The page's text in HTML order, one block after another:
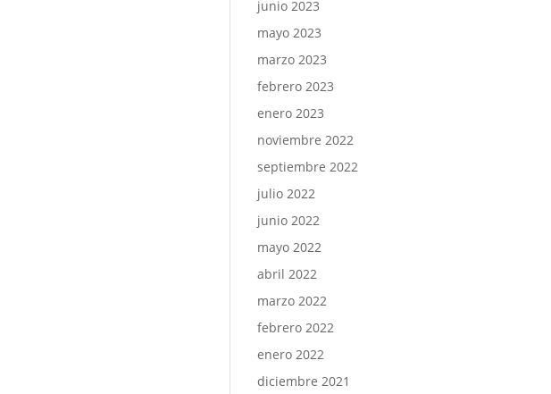
junio 2023
mayo 2023
marzo 2023
febrero 2023
enero 2023
noviembre 2022
septiembre 2022
julio 2022
junio 2022
mayo 2022
abril 2022
marzo 2022
febrero 2022
enero 2022
diciembre 2021